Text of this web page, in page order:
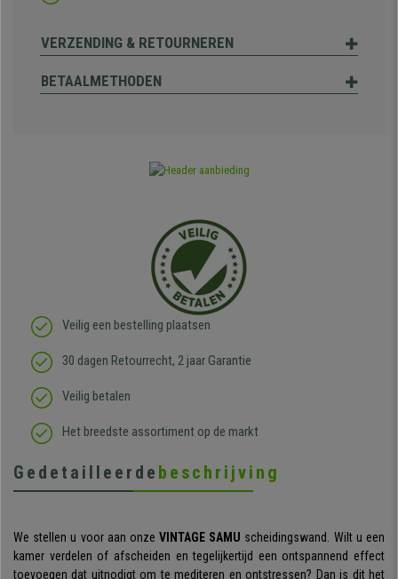
VERZENDING & RETOURNEREN
BETAALMETHODEN
Veilig een bestelling plaatsen
30 dagen Retourrecht, 2 jaar Garantie
Veilig betalen
Het breedste assortiment op de markt
Gedetailleerde beschrijving
We stellen u voor aan onzeVINTAGE SAMU scheidingswand. Wilt u een
kamer verdelen of afscheiden en tegelijkertijd een ontspannend effect
toevoegen dat uitnodigt om te mediteren en ontstressen? Dan is dit het